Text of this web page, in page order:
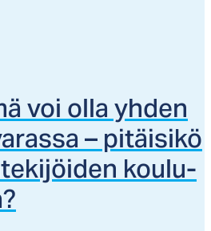
voi ol­la yh­den
– pi­täi­si­kö
kou­lu­